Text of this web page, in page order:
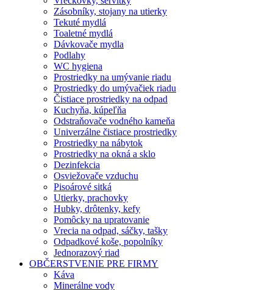
Zásobníky, stojany na utierky
Tekuté mydlá
Toaletné mydlá
Dávkovače mydla
Podlahy
WC hygiena
Prostriedky na umývanie riadu
Prostriedky do umývačiek riadu
Čistiace prostriedky na odpad
Kuchyňa, kúpeľňa
Odstraňovače vodného kameňa
Univerzálne čistiace prostriedky
Prostriedky na nábytok
Prostriedky na okná a sklo
Dezinfekcia
Osviežovače vzduchu
Pisoárové sitká
Utierky, prachovky
Hubky, drôtenky, kefy
Pomôcky na upratovanie
Vrecia na odpad, sáčky, tašky
Odpadkové koše, popolníky
Jednorazový riad
OBČERSTVENIE PRE FIRMY
Káva
Minerálne vody